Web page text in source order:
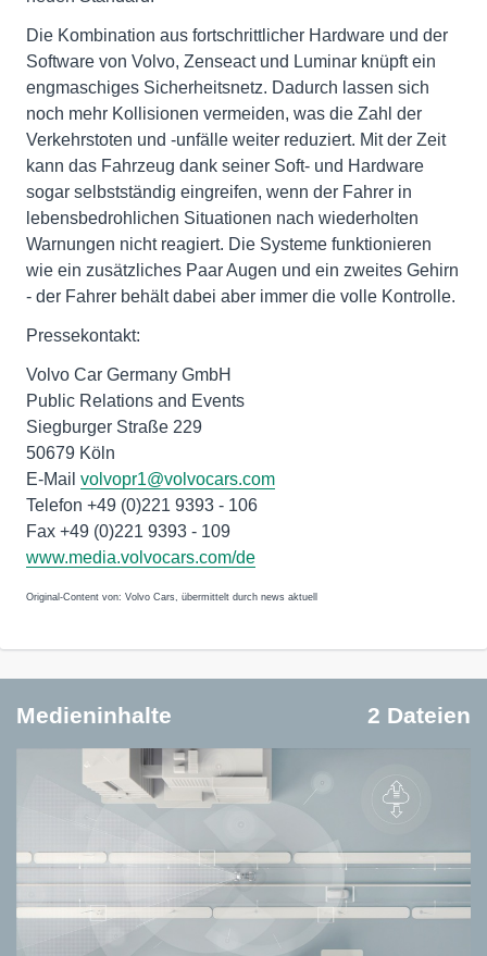
Die Kombination aus fortschrittlicher Hardware und der
Software von Volvo, Zenseact und Luminar knüpft ein
engmaschiges Sicherheitsnetz. Dadurch lassen sich
noch mehr Kollisionen vermeiden, was die Zahl der
Verkehrstoten und -unfälle weiter reduziert. Mit der Zeit
kann das Fahrzeug dank seiner Soft- und Hardware
sogar selbstständig eingreifen, wenn der Fahrer in
lebensbedrohlichen Situationen nach wiederholten
Warnungen nicht reagiert. Die Systeme funktionieren
wie ein zusätzliches Paar Augen und ein zweites Gehirn
- der Fahrer behält dabei aber immer die volle Kontrolle.
Pressekontakt:
Volvo Car Germany GmbH
Public Relations and Events
Siegburger Straße 229
50679 Köln
E-Mail volvopr1@volvocars.com
Telefon +49 (0)221 9393 - 106
Fax +49 (0)221 9393 - 109
www.media.volvocars.com/de
Original-Content von: Volvo Cars, übermittelt durch news aktuell
Medieninhalte 2 Dateien